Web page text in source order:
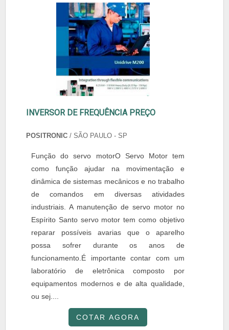
INVERSOR DE FREQUÊNCIA PREÇO
POSITRONIC / SÃO PAULO - SP
Função do servo motorO Servo Motor tem
como função ajudar na movimentação e
dinâmica de sistemas mecânicos e no trabalho
de comandos em diversas atividades
industriais. A manutenção de servo motor no
Espírito Santo servo motor tem como objetivo
reparar possíveis avarias que o aparelho
possa sofrer durante os anos de
funcionamento.É importante contar com um
laboratório de eletrônica composto por
equipamentos modernos e de alta qualidade,
ou sej....
COTAR AGORA